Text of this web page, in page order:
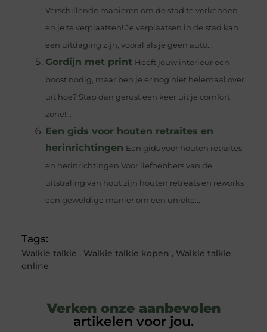
Verschillende manieren om de stad te verkennen
en je te verplaatsen! Je verplaatsen in de stad kan
een uitdaging zijn, vooral als je geen auto...
Gordijn met print Heeft jouw interieur een
boost nodig, maar ben je er nog niet helemaal over
uit hoe? Stap dan gerust een keer uit je comfort
zone!...
Een gids voor houten retraites en
herinrichtingen Een gids voor houten retraites
en herinrichtingen Voor liefhebbers van de
uitstraling van hout zijn houten retreats en reworks
een geweldige manier om een unieke...
Tags:
Walkie talkie , Walkie talkie kopen , Walkie talkie
online
Verken onze aanbevolen
artikelen voor jou.